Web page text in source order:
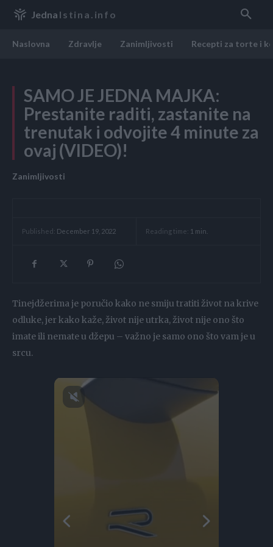
Jedna Istina.info
Naslovna Zdravlje Zanimljivosti Recepti za torte i
SAMO JE JEDNA MAJKA:
Prestanite raditi, zastanite na
trenutak i odvojite 4 minute za
ovaj (VIDEO)!
Zanimljivosti
Published: December 19, 2022 Reading time: 1 min.
Tinejdžerima je poručio kako ne smiju tratiti život na krive
odluke, jer kako kaže, život nije utrka, život nije ono što
imate ili nemate u džepu – važno je samo ono što vam je u
srcu.